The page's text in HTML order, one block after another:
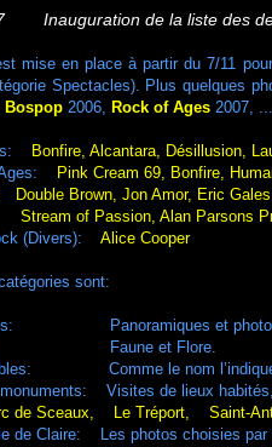
Inauguration de la liste des
mise en place à partir du 7/11
Spectacles). Plus quelques
Bospop 2006, Rock of Ages 2007,
Bonfire, Alcantara, Désillusion,
Pink Cream 69, Bonfire,
Double Brown, Jon Amor, Eric
Passion, Alan Parsons
(Divers): Alice Cooper
sont:
Panoramiques et photos
Faune et Flore.
Comme le nom l’indique!
Visites de lieux habités,
de Sceaux, Le Tréport, Saint-
de Claire: Les photos choisies par